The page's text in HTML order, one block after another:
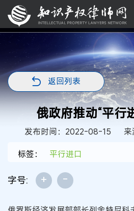
返回列表
俄政府推动“平行
发布时间：2022-08-15
标签：
平行进口
字号: + -